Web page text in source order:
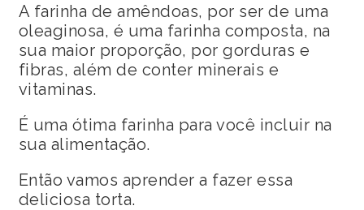
A farinha de amêndoas, por ser de uma
oleaginosa, é uma farinha composta, na
sua maior proporção, por gorduras e
fibras, além de conter minerais e
vitaminas.
É uma ótima farinha para você incluir na
sua alimentação.
Então vamos aprender a fazer essa
deliciosa torta.